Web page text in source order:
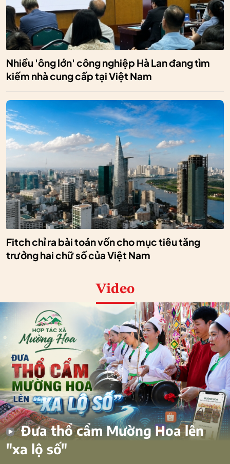
Nhiều 'ông lớn' công nghiệp Hà Lan đang tìm
kiếm nhà cung cấp tại Việt Nam
Fitch chỉ ra bài toán vốn cho mục tiêu tăng
trưởng hai chữ số của Việt Nam
Video
Đưa thổ cẩm Mường Hoa lên
"xa lộ số"